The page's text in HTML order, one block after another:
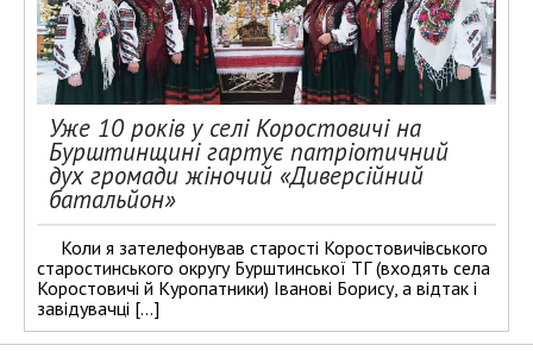
Уже 10 років у селі Коростовичі на
Бурштинщині гартує патріотичний
дух громади жіночий «Диверсійний
батальйон»
Коли я зателефонував старості Коростовичівського
старостинського округу Бурштинської ТГ (входять села
Коростовичі й Куропатники) Іванові Борису, а відтак і
завідувачці […]